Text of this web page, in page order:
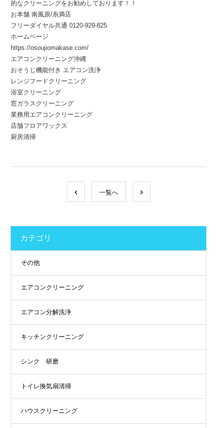
的なクリーニングをお勧めしております！！
お本舗 南風原/糸満店
フリーダイヤル共通 0120-929-825
ホームページ
https://osoujiomakase.com/
エアコンクリーニング沖縄
おそうじ機能付き エアコン洗浄
レンジフードクリーニング
浴室クリーニング
窓ガラスクリーニング
業務用エアコンクリーニング
店舗フロアワックス
厨房清掃
一覧へ
カテゴリ
その他
エアコンクリーニング
エアコン分解洗浄
キッチンクリーニング
シンク 研磨
トイレ換気扇清掃
ハウスクリーニング